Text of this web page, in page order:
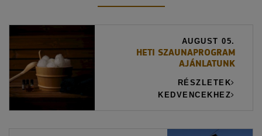
AUGUST 05.
HETI SZAUNAPROGRAM
AJÁNLATUNK
RÉSZLETEK
KEDVENCEKHEZ